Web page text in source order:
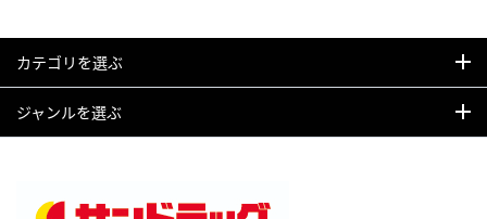
カテゴリを選ぶ
ジャンルを選ぶ